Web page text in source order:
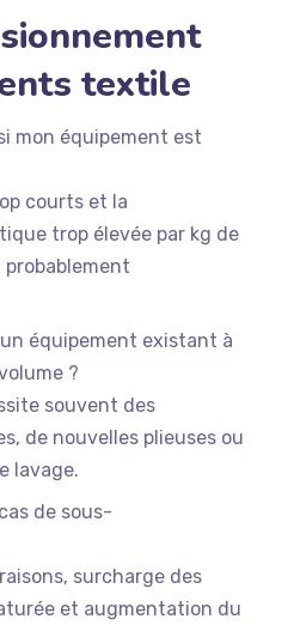
textile
mon équipement est
courts et la
trop élevée par kg de
probablement
équipement existant à
?
souvent des
de nouvelles plieuses ou
lavage.
de sous-
surcharge des
et augmentation du